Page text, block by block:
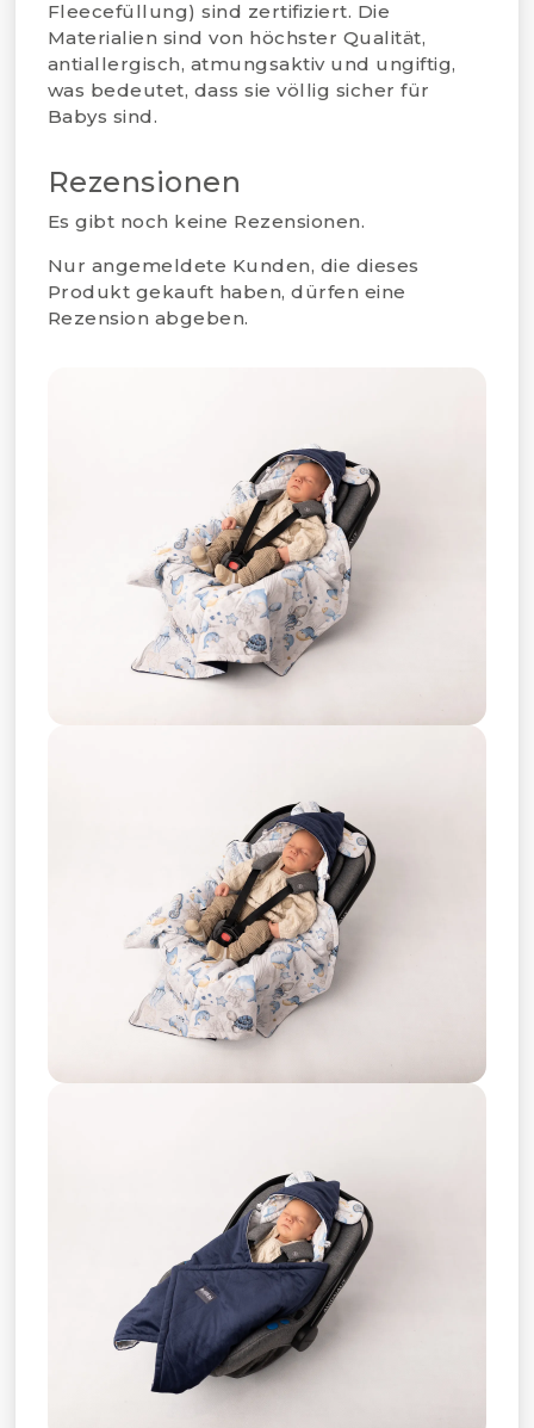
Fleecefüllung) sind zertifiziert. Die
Materialien sind von höchster Qualität,
antiallergisch, atmungsaktiv und ungiftig,
was bedeutet, dass sie völlig sicher für
Babys sind.
Rezensionen
Es gibt noch keine Rezensionen.
Nur angemeldete Kunden, die dieses
Produkt gekauft haben, dürfen eine
Rezension abgeben.